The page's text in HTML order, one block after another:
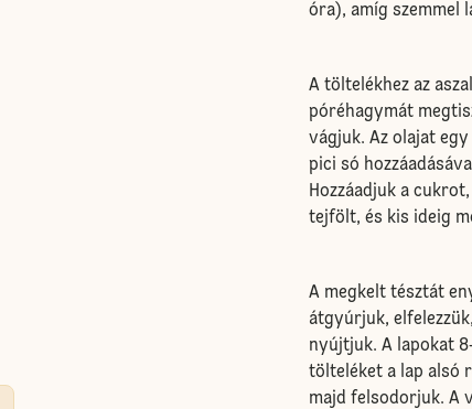
óra), amíg szemmel
A töltelékhez az
póréhagymát
vágjuk. Az olajat
pici só
Hozzáadjuk a
tejfölt, és kis ideig
A megkelt tésztát
átgyúrjuk,
nyújtjuk. A lapokat
tölteléket a lap alsó
majd felsodorjuk. A